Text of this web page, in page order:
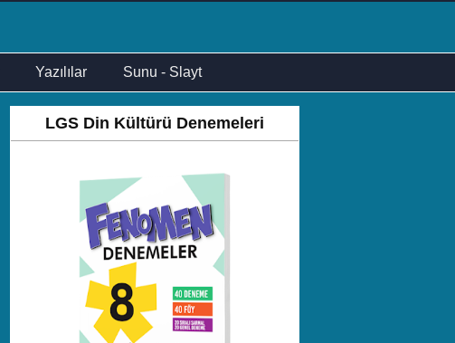
Yazılılar Sunu - Slayt
LGS Din Kültürü Denemeleri